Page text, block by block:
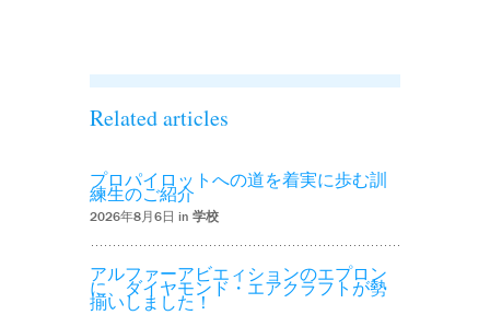
Related articles
プロパイロットへの道を着実に歩む訓
練生のご紹介
2026年8月6日 in 学校
アルファーアビエィションのエプロン
に、ダイヤモンド・エアクラフトが勢
揃いしました！